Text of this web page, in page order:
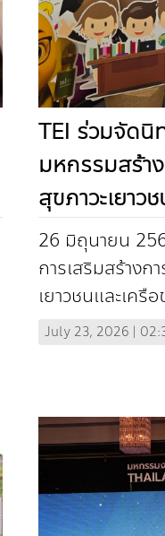
TEI ร่วมจัดนิ
มหกรรมสร้า
สุขภาวะเยา
ต้านภัยยาเส
สังคม” (In
26 มิถุนายน
การเสริมสร้างก
เยาวชนและเค
ชุมชนท้องถิ่นแล
July 23, 2026 |